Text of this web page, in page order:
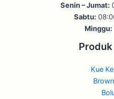
Senin – Jumat:
Sabtu:
Minggu:
Kue